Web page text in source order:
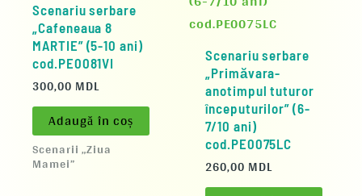
Scenariu serbare
„Cafeneaua 8
MARTIE” (5-10 ani)
cod.PE0081VI
300,00 MDL
Adaugă în coș
Scenarii „Ziua
Mamei”
Scenariu serbare
„Primăvara-
anotimpul tuturor
începuturilor” (6-
7/10 ani)
cod.PE0075LC
260,00 MDL